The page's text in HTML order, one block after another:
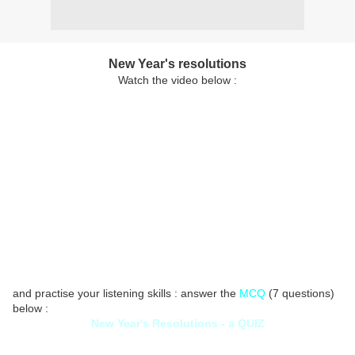
New Year's resolutions
Watch the video below :
and practise your listening skills : answer the MCQ (7 questions)
below :
New Year's Resolutions - a QUIZ